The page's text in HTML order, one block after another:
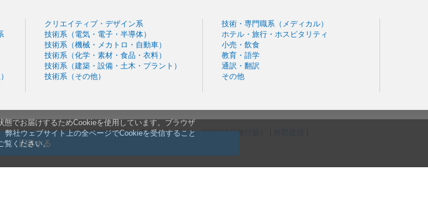
でお届けするためCookieを使用しています。ブラウザ
社ウェブサイト上の全ページでCookieを受信すること
覧ください。
応募する
クリエイティブ・デザイン系
技術系（電気・電子・半導体）
技術系（機械・メカトロ・自動車）
技術系（化学・素材・食品・衣料）
技術系（建築・設備・土木・プラント）
技術系（その他）
技術・専門職系（メディカル）
ホテル・旅行・ホスピタリティ
小売・飲食
教育・語学
通訳・翻訳
その他
トメント（現行・2026年9月施行版） | 利用規約（現行・2026年9月施行版
ライバシー改定のお知らせ